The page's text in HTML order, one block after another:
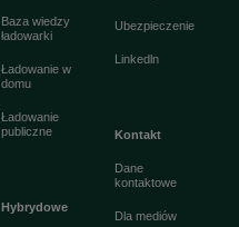
Baza wiedzy
ładowarki
Ładowanie w
domu
Ładowanie
publiczne
Hybrydowe
Ubezpieczenie
Linkedln
Kontakt
Dane
kontaktowe
Dla mediów